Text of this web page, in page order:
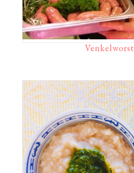
Venkelworst